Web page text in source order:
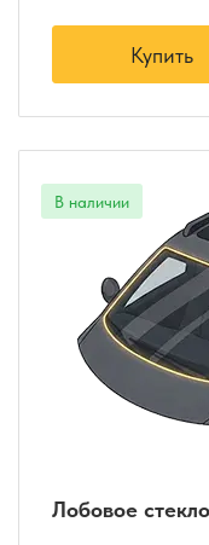
Купить
Лобовое